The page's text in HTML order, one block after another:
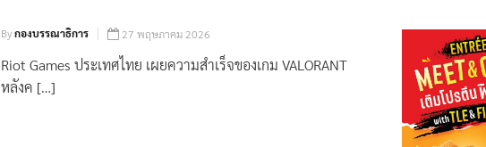
Byกองบรรณาธิการ 27 พฤษภาคม 2026
Riot Games ประเทศไทย เผยความสำเร็จของเกม VALORANT
หลังค […]